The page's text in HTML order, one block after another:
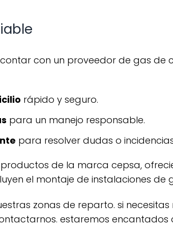
rápido y seguro.
para un manejo responsable.
para resolver dudas o
el montaje de instalaciones de
estaremos